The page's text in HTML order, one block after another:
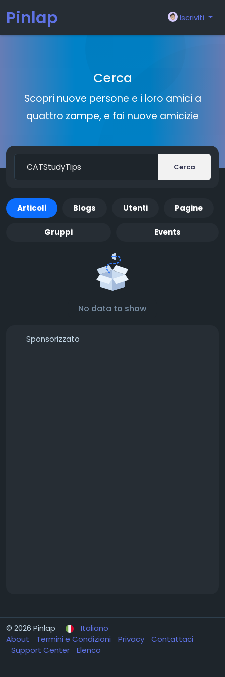
Pinlap Iscriviti
Cerca
Scopri nuove persone e i loro amici a
quattro zampe, e fai nuove amicizie
Cerca
Articoli Blogs Utenti Pagine
Gruppi Events
No data to show
Sponsorizzato
© 2026 Pinlap
Italiano
About
Termini e Condizioni Privacy
Contattaci
Support Center
Elenco